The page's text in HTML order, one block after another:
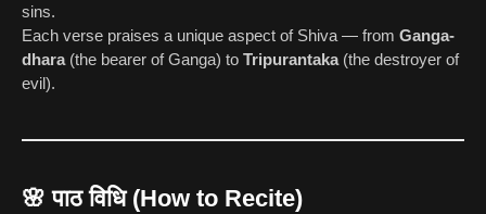
sins.
Each verse praises a unique aspect of Shiva — from Ganga-
dhara(the bearer of Ganga) to Tripurantaka(the destroyer of
evil).
🌸 पाठ विधि (How to Recite)